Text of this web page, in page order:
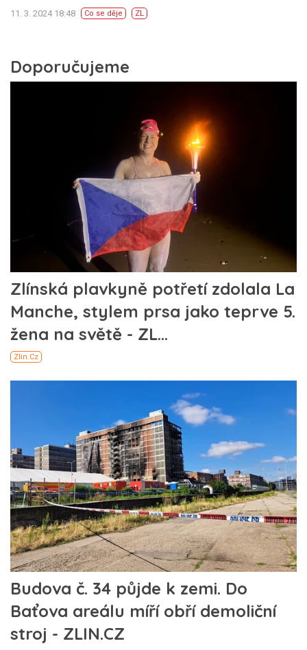
11. 3. 2024 18:48 Co se děje ZL